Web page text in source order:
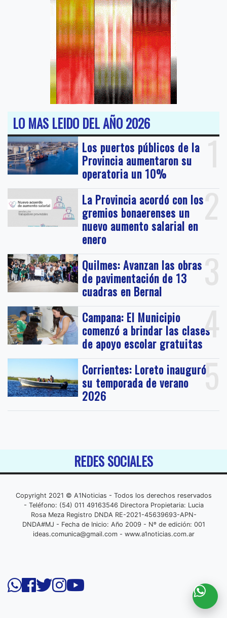
LO MAS LEIDO DEL AÑO 2026
1
Los puertos públicos de la
Provincia aumentaron su
operatoria un 10%
2
La Provincia acordó con los
gremios bonaerenses un
nuevo aumento salarial en
enero
3
Quilmes: Avanzan las obras
de pavimentación de 13
cuadras en Bernal
4
Campana: El Municipio
comenzó a brindar las clases
de apoyo escolar gratuitas
5
Corrientes: Loreto inauguró
su temporada de verano
2026
REDES SOCIALES
Copyright 2021 © A1Noticias - Todos los derechos reservados
- Teléfono: (54) 011 49163546 Directora Propietaria: Lucia
Rosa Meza Registro DNDA RE-2021-45639693-APN-
DNDA#MJ - Fecha de Inicio: Año 2009 - Nº de edición: 001
ideas.comunica@gmail.com- www.a1noticias.com.ar